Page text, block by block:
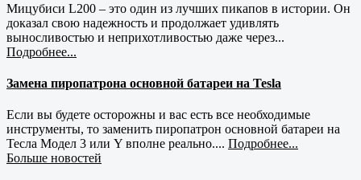
Мицубиси L200 – это один из лучших пикапов в истории. Он
доказал свою надежность и продолжает удивлять
выносливостью и неприхотливостью даже через...
Подробнее...
Замена пиропатрона основной батареи на Tesla
Если вы будете осторожны и вас есть все необходимые
инструменты, то заменить пиропатрон основной батареи на
Тесла Модел 3 или Y вполне реально.... Подробнее...
Больше новостей